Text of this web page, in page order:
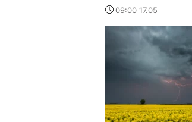
09:00 17.05